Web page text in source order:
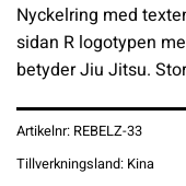
Nyckelring med
sidan R logotypen
betyder Jiu Jitsu.
Artikelnr: REBELZ-33
Tillverkningsland: Kina